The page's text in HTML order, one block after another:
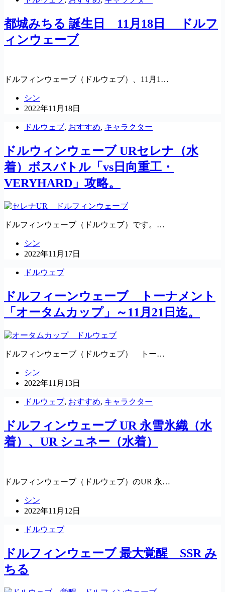
都城みちる 誕生日 11月18日 ドルフ
ィンウェーブ
ドルフィンウェーブ（ドルウェブ）、11月1…
シン
2022年11月18日
ドルウェブ, おすすめ, キャラクター
ドルウィンウェーブ URセレナ（水
着）ボスバトル「vs日向重工・
VERYHARD」攻略。
ドルフィンウェーブ（ドルウェブ）です。…
シン
2022年11月17日
ドルウェブ
ドルフィーンウェーブ トーナメント
「オータムカップ」～11月21日迄。
ドルフィンウェーブ（ドルウェブ） トー…
シン
2022年11月13日
ドルウェブ, おすすめ, キャラクター
ドルフィンウェーブ UR 永雪氷織（水
着）、UR シュネー（水着）
ドルフィンウェーブ（ドルウェブ）のUR 永…
シン
2022年11月12日
ドルウェブ
ドルフィンウェーブ 最大覚醒 SSR み
ちる